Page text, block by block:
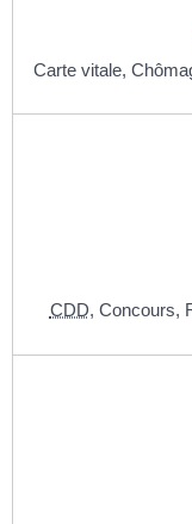
Carte vitale,
CDD, Concours,